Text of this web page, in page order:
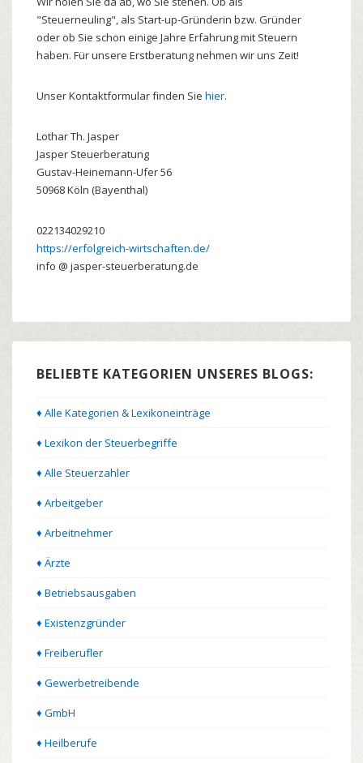
"Steuerneuling", als Start-up-Gründerin bzw. Gründer
oder ob Sie schon einige Jahre Erfahrung mit Steuern
haben. Für unsere Erstberatung nehmen wir uns Zeit!
Unser Kontaktformular finden Sie hier.
LotharTh. Jasper
Jasper Steuerberatung
Gustav-Heinemann-Ufer 56
50968Köln (Bayenthal)
022134029210
https://erfolgreich-wirtschaften.de/
info @ jasper-steuerberatung.de
BELIEBTE KATEGORIEN UNSERES BLOGS:
♦ Alle Kategorien & Lexikoneinträge
♦ Lexikon der Steuerbegriffe
♦ Alle Steuerzahler
♦ Arbeitgeber
♦ Arbeitnehmer
♦ Ärzte
♦ Betriebsausgaben
♦ Existenzgründer
♦ Freiberufler
♦ Gewerbetreibende
♦ GmbH
♦ Heilberufe